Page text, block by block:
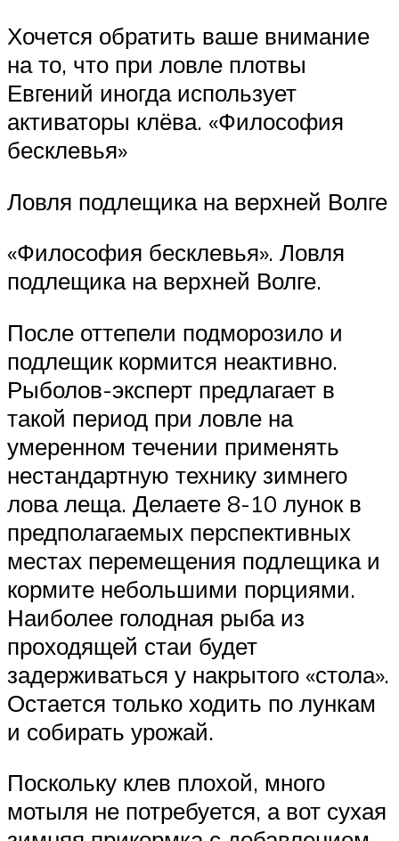
Хочется обратить ваше внимание
на то, что при ловле плотвы
Евгений иногда использует
активаторы клёва. «Философия
бесклевья»
Ловля подлещика на верхней Волге
«Философия бесклевья». Ловля
подлещика на верхней Волге.
После оттепели подморозило и
подлещик кормится неактивно.
Рыболов-эксперт предлагает в
такой период при ловле на
умеренном течении применять
нестандартную технику зимнего
лова леща. Делаете 8-10 лунок в
предполагаемых перспективных
местах перемещения подлещика и
кормите небольшими порциями.
Наиболее голодная рыба из
проходящей стаи будет
задерживаться у накрытого «стола».
Остается только ходить по лункам
и собирать урожай.
Поскольку клев плохой, много
мотыля не потребуется, а вот сухая